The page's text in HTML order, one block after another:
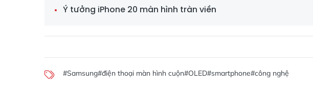
Ý tưởng iPhone 20 màn hình tràn viền
#Samsung#điện thoại màn hình cuộn#OLED#smartphone#công nghệ